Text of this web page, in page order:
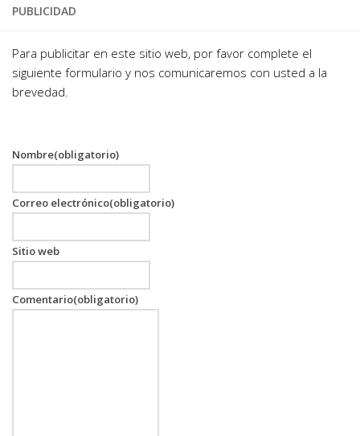
PUBLICIDAD
Para publicitar en este sitio web, por favor complete el
siguiente formulario y nos comunicaremos con usted a la
brevedad.
Nombre(obligatorio)
Correo electrónico(obligatorio)
Sitio web
Comentario(obligatorio)